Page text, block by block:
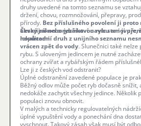
druhy uvedené na tomto seznamu se
držení, chovu, rozmnožování, přepravy,
přírody. Bez příslušného povolení ji proto
akvarijní nebo jezírkovou rybu ani ji
lokalitami.
Český zákon o rybářství navíc stanovuje,
nepůvodní druh z unijního seznamu
vrácen zpět do vody. Slunečnici také
rybu. S uloveným jedincem je nutné
ochrany zvířat a rybářským řádem
Lze ji z českých vod odstranit?
Úplné odstranění zavedené populace je
Běžný odlov může počet ryb dočasně snížit,
nedokáže zachytit všechny jedince. Několik
populaci znovu obnovit.
V malých a technicky regulovatelných
úplné vypuštění vody a ponechání dna